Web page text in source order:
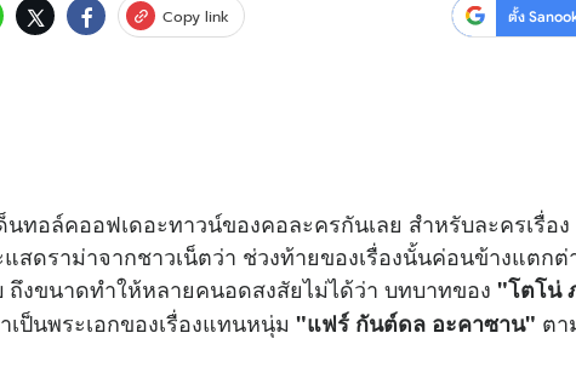
Copy link ตั้ง
นทอล์คออฟเดอะทาวน์ของคอละครกันเลย สำหรับละครเรื่อง
สดราม่าจากชาวเน็ตว่า ช่วงท้ายของเรื่องนั้นค่อนข้างแตก
ถึงขนาดทำให้หลายคนอดสงสัยไม่ได้ว่า บทบาทของ "โตโน่
ป็นพระเอกของเรื่องแทนหนุ่ม "แฟร์ กันต์ดล อะคาซาน" ตา